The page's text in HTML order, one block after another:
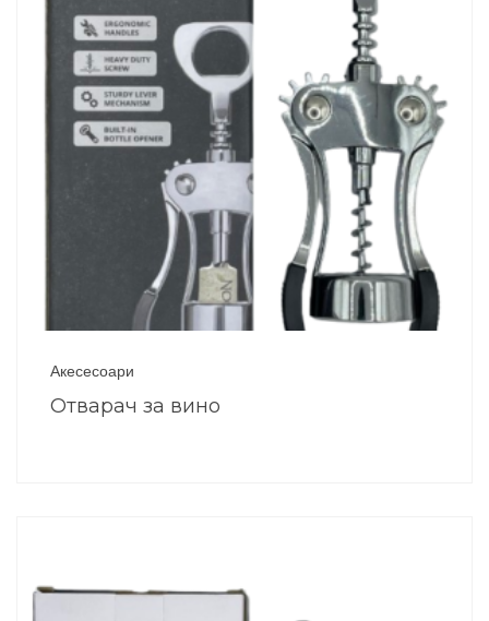
Акесесоари
Отварач за вино